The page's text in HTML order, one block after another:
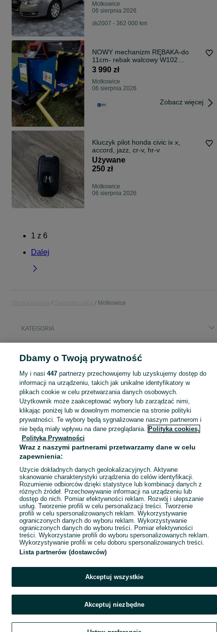
Motkowice
06 sierpnia 2026
2007 - 362 000 km
NOWY mechanizm RĘBAKA-do
11cm- rebak walcowy W102
rozdrabniacz rembak
3 990 zł
Motkowice
06 sierpnia 2026
Zobacz więcej
Kluczyk pilot honda civic ix x,
accord, jazz, cr-v, hr-v
Używane
250 zł
Motkowice
06 sierpnia 2026
1 z 6
Dalej
Motkowice
KATEGORIA
stół spawalniczy płyty osb
pellet
okno z demontażu 1165x535 grzejnik c33
Skorzystaj z największego serwisu ogłoszeniowego - Motkowice i okolice! Kupuj to, czego pragniesz i sprzedawaj to, czego już nie potrzebujesz! Zobacz
Mapa kategorii
Mapa miejscowości
Mapa ministron
Popularne wyszukiwania
Dbamy o Twoją prywatność
My i nasi 447partnerzy przechowujemy lub uzyskujemy dostęp do
informacji na urządzeniu, takich jak unikalne identyfikatory w
plikach cookie w celu przetwarzania danych osobowych.
Użytkownik może zaakceptować wybory lub zarządzać nimi,
klikając poniżej lub w dowolnym momencie na stronie polityki
prywatności. Te wybory będą sygnalizowane naszym partnerom i
nie będą miały wpływu na dane przeglądania. Polityka cookies,
Polityka Prywatności
Wraz z naszymi partnerami przetwarzamy dane w celu
zapewnienia:
Użycie dokładnych danych geolokalizacyjnych. Aktywne
skanowanie charakterystyki urządzenia do celów identyfikacji.
Rozumienie odbiorców dzięki statystyce lub kombinacji danych z
różnych źródeł. Przechowywanie informacji na urządzeniu lub
dostęp do nich. Pomiar efektywności reklam. Rozwój i ulepszanie
usług. Tworzenie profili w celu personalizacji treści. Tworzenie
profili w celu spersonalizowanych reklam. Wykorzystywanie
ograniczonych danych do wyboru reklam. Wykorzystywanie
ograniczonych danych do wyboru treści. Pomiar efektywności
treści. Wykorzystanie profili do wyboru spersonalizowanych reklam.
Wykorzystywanie profili w celu doboru spersonalizowanych treści.
Lista partnerów (dostawców)
Akceptuj wszystkie
Akceptuj niezbędne